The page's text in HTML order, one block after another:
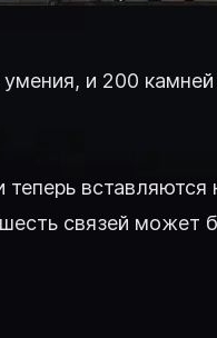
и 200
вставляются
связей может